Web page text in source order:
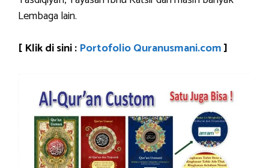
Lembaga lain.
[ Klik di sini : Portofolio Quranusmani.com]